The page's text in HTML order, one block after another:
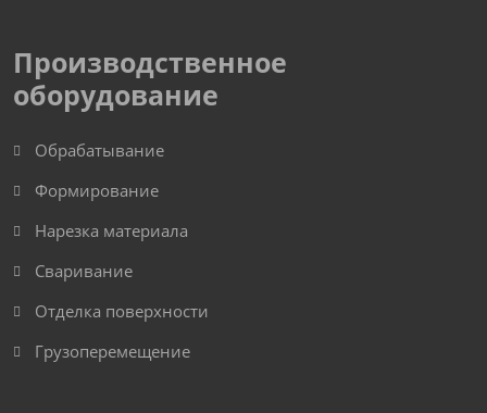
Производственное
оборудование
Обрабатывание
Формирование
Нарезка материала
Сваривание
Отделка поверхности
Грузоперемещение